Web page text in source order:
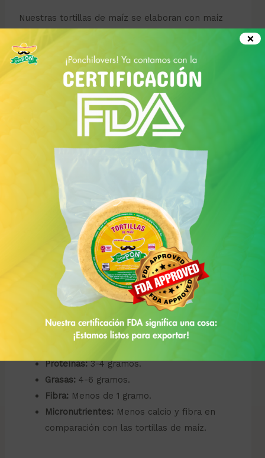
Nuestras tortillas de maíz se elaboran con maíz
los valores nutricionales del maíz.
Calorías:Aproximadamente 60-70 calorías
por tortilla (de 28 gramos).
Carbohidratos:12-14 gramos.
1-2 gramos.
Menos de 1 gramo.
Fibra:
Micronutrientes:
Ricas en calcio, magnesio y
fibra dietética.
TORTILLAS DE HARINA
Las tortillas de harina se hacen con harina de trigo,
agua y una pequeña cantidad de grasa para darles
su característica suavidad.
Aproximadamente 140-150 calorías
por tortilla (de 40 gramos).
Proteínas:3-4 gramos.
Grasas: 4-6 gramos.
Fibra: Menos de 1 gramo.
Micronutrientes: Menos calcio y fibra en
comparación con las tortillas de maíz.
×